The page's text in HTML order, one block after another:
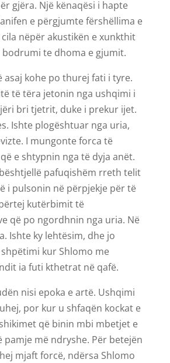
gjëra. Një kënaqësi i hapte
e përgjumte fërshëllima e
nëpër akustikën e xunkthit
te dhoma e gjumit.
asaj kohe po thurej fati i tyre.
të tëra jetonin nga ushqimi i
bri tjetrit, duke i prekur ijet.
Ishte plogështuar nga uria,
I mungonte forca të
e shtypnin nga të dyja anët.
pafuqishëm rreth telit
i pulsonin në përpjekje për të
kutërbimit të
që po ngordhnin nga uria. Në
Ishte ky lehtësim, dhe jo
kur Shlomo me
ia futi kthetrat në qafë.
nisi epoka e artë. Ushqimi
por kur u shfaqën kockat e
që binin mbi mbetjet e
pamje më ndryshe. Për betejën
mjaft forcë, ndërsa Shlomo